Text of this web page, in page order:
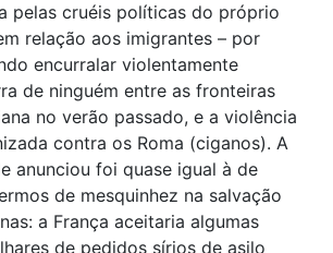
pelas cruéis políticas do próprio
relação aos imigrantes – por
encurralar violentamente
de ninguém entre as fronteiras
no verão passado, e a violência
contra os Roma (ciganos). A
anunciou foi quase igual à de
de mesquinhez na salvação
a França aceitaria algumas
de pedidos sírios de asilo